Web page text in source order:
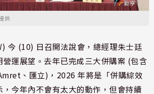
供
今 (10) 日召開法說會，總經理朱士廷
運展望。去年已完成三大併購案 (包含
、匯立)，2026 年將是「併購綜效
今年內不會有太大的動作，但會持續